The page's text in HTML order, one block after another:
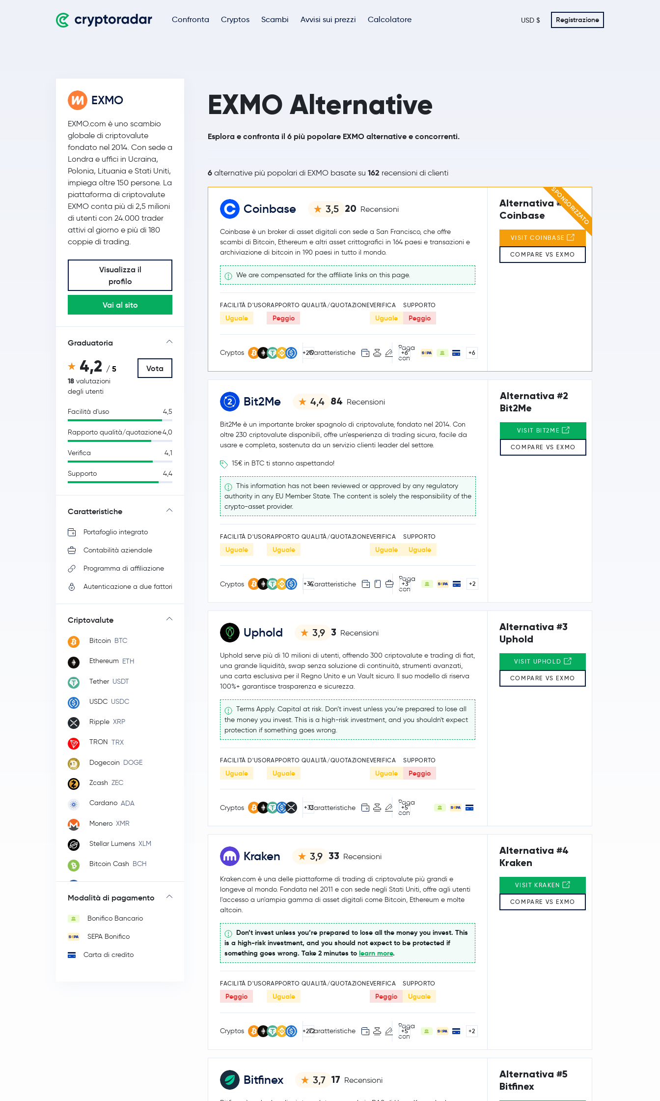
Confronta Cryptos Scambi Avvisi sui prezzi Calcolatore USD $ Registrazione
EXMO
EXMO.com è uno scambio
globale di criptovalute
fondato nel 2014. Con sede a
Londra e uffici in Ucraina,
Polonia, Lituania e Stati Uniti,
impiega oltre 150 persone. La
piattaforma di criptovalute
EXMO conta più di 2,5 milioni
di utenti con 24.000 trader
attivi al giorno e più di 180
coppie di trading.
Visualizza il
profilo
Vai al sito
Graduatoria
4,2 / 5
18 valutazioni
degli utenti
Vota
Facilità d'uso 4,5
Rapporto qualità/quotazione4,0
Verifica 4,1
Supporto 4,4
Caratteristiche
Portafoglio integrato
Contabilità aziendale
Programma di affiliazione
Autenticazione a due fattori
Criptovalute
Bitcoin BTC
Ethereum ETH
Tether USDT
USDC USDC
Ripple XRP
TRON TRX
Dogecoin DOGE
Zcash ZEC
Cardano ADA
Monero XMR
Stellar Lumens XLM
Bitcoin Cash BCH
LitecoinLTC
Polkadot DOT
Modalità di pagamento
Bonifico Bancario
SEPA Bonifico
Carta di credito
EXMO Alternative
Esplora e confronta il 6 più popolare EXMO alternative e concorrenti.
6 alternative più popolari di EXMO basate su 162 recensioni di clienti
SPONSORIZZATO
Coinbase 3,5 20 Recensioni
Coinbase è un broker di asset digitali con sede a San Francisco, che offre
scambi di Bitcoin, Ethereum e altri asset crittografici in 164 paesi e transazioni e
archiviazione di bitcoin in 190 paesi in tutto il mondo.
We are compensated for the affiliate links on this page.
FACILITÀ D'USO
Uguale
RAPPORTO QUALITÀ/QUOTAZIONE
Peggio
VERIFICA
Uguale
SUPPORTO
Peggio
Cryptos +219Caratteristiche +6
Paga
con
+6
Alternativa #1
Coinbase
VISIT COINBASE
COMPARE VS EXMO
Bit2Me 4,4 84 Recensioni
Bit2Me è un importante broker spagnolo di criptovalute, fondato nel 2014. Con
oltre 230 criptovalute disponibili, offre un'esperienza di trading sicura, facile da
usare e completa, sostenuta da un servizio clienti leader del settore.
15€ in BTC ti stanno aspettando!
This information has not been reviewed or approved by any regulatory
authority in any EU Member State. The content is solely the responsibility of the
crypto-asset provider.
FACILITÀ D'USO
Uguale
RAPPORTO QUALITÀ/QUOTAZIONE
Uguale
VERIFICA
Uguale
SUPPORTO
Uguale
Cryptos +34Caratteristiche +3
Paga
con
+2
Alternativa #2
Bit2Me
VISIT BIT2ME
COMPARE VS EXMO
Uphold 3,9 3 Recensioni
Uphold serve più di 10 milioni di utenti, offrendo 300 criptovalute e trading di fiat,
una grande liquidità, swap senza soluzione di continuità, strumenti avanzati,
una carta esclusiva per il Regno Unito e un Vault sicuro. Il suo modello di riserva
100%+ garantisce trasparenza e sicurezza.
Terms Apply. Capital at risk. Don’t invest unless you’re prepared to lose all
the money you invest. This is a high-risk investment, and you shouldn't expect
protection if something goes wrong.
FACILITÀ D'USO
Uguale
RAPPORTO QUALITÀ/QUOTAZIONE
Uguale
VERIFICA
Uguale
SUPPORTO
Peggio
Cryptos +33Caratteristiche +5
Paga
con
Alternativa #3
Uphold
VISIT UPHOLD
COMPARE VS EXMO
Kraken 3,9 33 Recensioni
Kraken.com è una delle piattaforme di trading di criptovalute più grandi e
longeve al mondo. Fondata nel 2011 e con sede negli Stati Uniti, offre agli utenti
l'accesso a un'ampia gamma di asset digitali come Bitcoin, Ethereum e molte
altcoin.
Don’t invest unless you’re prepared to lose all the money you invest. This
is a high-risk investment, and you should not expect to be protected if
something goes wrong. Take 2 minutes to learn more.
FACILITÀ D'USO
Peggio
RAPPORTO QUALITÀ/QUOTAZIONE
Uguale
VERIFICA
Peggio
SUPPORTO
Uguale
Cryptos +272Caratteristiche +5
Paga
con
+2
Alternativa #4
Kraken
VISIT KRAKEN
COMPARE VS EXMO
Bitfinex 3,7 17 Recensioni
Alternativa #5
Bitfinex